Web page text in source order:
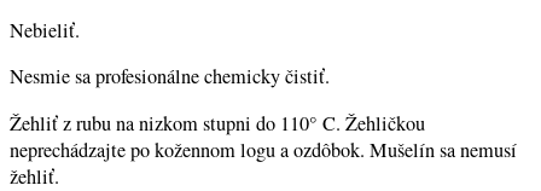
Nebieliť.
Nesmie sa profesionálne chemicky čistiť.
Žehliť z rubu na nizkom stupni do 110° C. Žehličkou
neprechádzajte po kožennom logu a ozdôbok. Mušelín sa nemusí
žehliť.